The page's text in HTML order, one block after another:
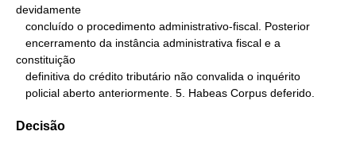
devidamente
constituição
   policial aberto anteriormente. 5. Habeas Corpus deferido.
Decisão